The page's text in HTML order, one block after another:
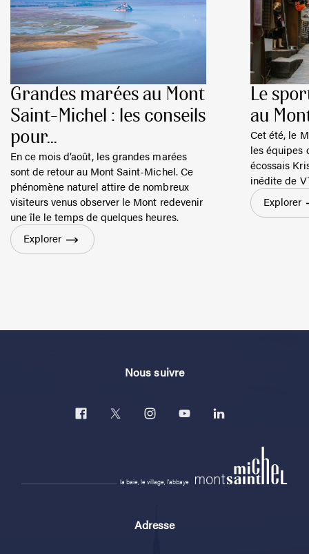
Grandes marées au Mont
Saint-Michel : les conseils
pour...
En ce mois d’août, les grandes marées
sont de retour au Mont Saint-Michel. Ce
phénomène naturel attire de nombreux
visiteurs venus observer le Mont redevenir
une île le temps de quelques heures.
Explorer
Le
au
Cet été, le
les équipes
écossais
inédite de
Explorer
Nous suivre
la baie, le village, l'abbaye
Adresse